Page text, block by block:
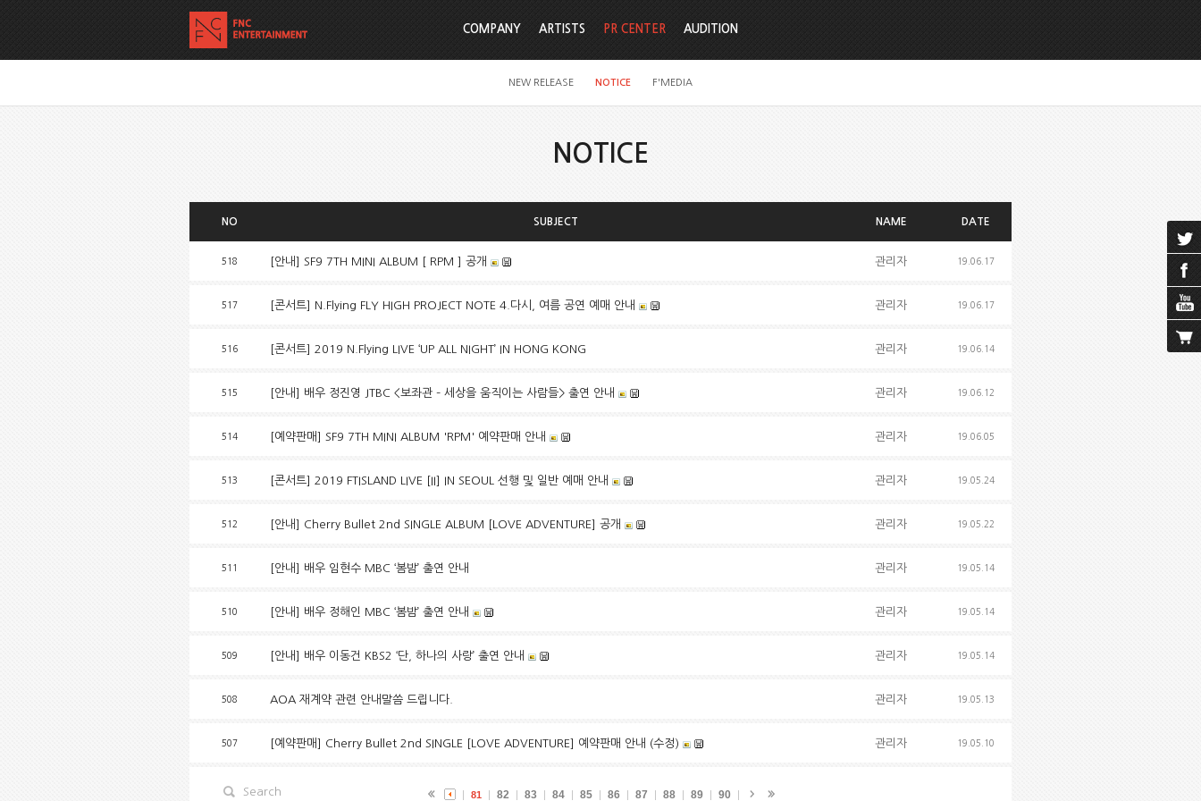
COMPANY ARTISTS PR CENTER
NEW RELEASE NOTICE F'MEDIA
AUDITION
NOTICE
NO SUBJECT NAME DATE
518 [안내] SF9 7TH MINI ALBUM [ RPM ] 공개 관리자 19.06.17
517 [콘서트] N.Flying FLY HIGH PROJECT NOTE 4.다시, 여름 공연 예매 안내 관리자 19.06.17
516 [콘서트] 2019 N.Flying LIVE ‘UP ALL NIGHT’ IN HONG KONG 관리자 19.06.14
515 [안내] 배우 정진영 JTBC <보좌관 – 세상을 움직이는 사람들> 출연 안내 관리자 19.06.12
514 [예약판매] SF9 7TH MINI ALBUM 'RPM' 예약판매 안내 관리자 19.06.05
513 [콘서트] 2019 FTISLAND LIVE [II] IN SEOUL 선행 및 일반 예매 안내 관리자 19.05.24
512 [안내] Cherry Bullet 2nd SINGLE ALBUM [LOVE ADVENTURE] 공개 관리자 19.05.22
511 [안내] 배우 임현수 MBC ‘봄밤’ 출연 안내 관리자 19.05.14
510 [안내] 배우 정해인 MBC ‘봄밤’ 출연 안내 관리자 19.05.14
509 [안내] 배우 이동건 KBS2 ‘단, 하나의 사랑’ 출연 안내 관리자 19.05.14
508 AOA 재계약 관련 안내말씀 드립니다. 관리자 19.05.13
507 [예약판매] Cherry Bullet 2nd SINGLE [LOVE ADVENTURE] 예약판매 안내 (수정) 관리자 19.05.10
81 82 83 84 85 86 87 88 89 90
Search